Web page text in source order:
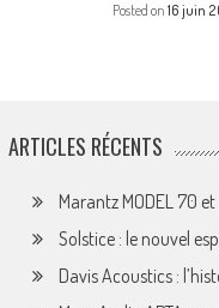
Posted on 16 juin
ARTICLES RÉCENTS
Marantz MODEL 70
Solstice : le nouvel
Davis Acoustics :